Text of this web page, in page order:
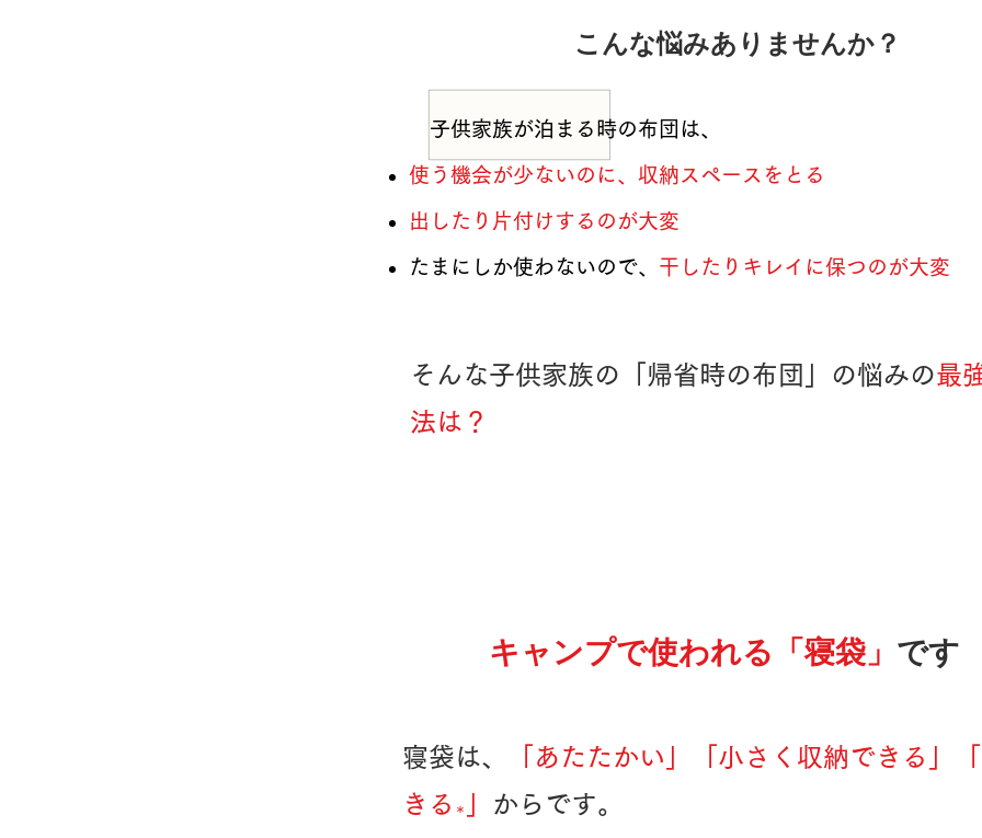
こんな悩みありませんか？
子供家族が泊まる時の布団は、
使う機会が少ないのに、収納スペースをとる
出したり片付けするのが大変
たまにしか使わないので、 干したりキレイに保つのが大変
そんな子供家族の「帰省時の布団」の悩みの最
法は？
キャンプで使われる「寝袋」 です
寝袋は、
「あたたかい」「小さく収納できる」
きる ＊ からです。